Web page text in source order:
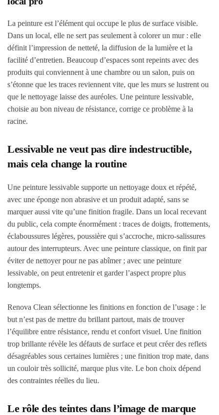
La peinture est l’élément qui occupe le plus de surface visible.
Dans un local, elle ne sert pas seulement à colorer un mur : elle
définit l’impression de netteté, la diffusion de la lumière et la
facilité d’entretien. Beaucoup d’espaces sont repeints avec des
produits qui conviennent à une chambre ou un salon, puis on
s’étonne que les traces reviennent vite, que les murs se lustrent ou
que le nettoyage laisse des auréoles. Une peinture lessivable,
choisie au bon niveau de résistance, corrige ce problème à la
racine.
Lessivable ne veut pas dire indestructible,
mais cela change la routine
Une peinture lessivable supporte un nettoyage doux et répété,
avec une éponge non abrasive et un produit adapté, sans se
marquer aussi vite qu’une finition fragile. Dans un local recevant
du public, cela compte énormément : traces de doigts, frottements,
éclaboussures légères, poussière qui s’accroche, micro-salissures
autour des interrupteurs. Avec une peinture classique, on finit par
éviter de nettoyer pour ne pas abîmer ; avec une peinture
lessivable, on peut entretenir et garder l’aspect propre plus
longtemps.
Renova Clean sélectionne les finitions en fonction de l’usage : le
but n’est pas de mettre du brillant partout, mais de trouver
l’équilibre entre résistance, rendu et confort visuel. Une finition
trop brillante révèle les défauts de surface et peut créer des reflets
désagréables sous certaines lumières ; une finition trop mate, dans
un couloir très sollicité, marque plus vite. Le bon choix dépend
des contraintes réelles du lieu.
Le rôle des teintes dans l’image de marque